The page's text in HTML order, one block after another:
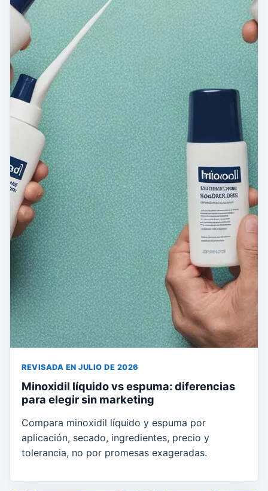
REVISADA EN JULIO DE 2026
Minoxidil líquido vs espuma: diferencias
para elegir sin marketing
Compara minoxidil líquido y espuma por
aplicación, secado, ingredientes, precio y
tolerancia, no por promesas exageradas.